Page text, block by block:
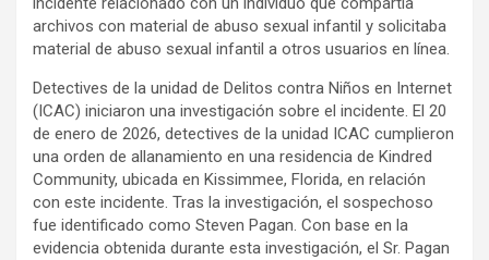
archivos con material de abuso sexual infantil y solicitaba
material de abuso sexual infantil a otros usuarios en línea.
Detectives de la unidad de Delitos contra Niños en Internet
(ICAC) iniciaron una investigación sobre el incidente. El 20
de enero de 2026, detectives de la unidad ICAC cumplieron
una orden de allanamiento en una residencia de Kindred
Community, ubicada en Kissimmee, Florida, en relación
con este incidente. Tras la investigación, el sospechoso
fue identificado como Steven Pagan. Con base en la
evidencia obtenida durante esta investigación, el Sr. Pagan